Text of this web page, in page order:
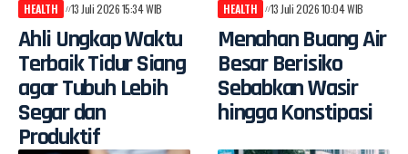
HEALTH 13 Juli 2026 15:34 WIB
Ahli Ungkap Waktu
Terbaik Tidur Siang
agar Tubuh Lebih
Segar dan
Produktif
HEALTH 13 Juli 2026 10:04 WIB
Menahan Buang Air
Besar Berisiko
Sebabkan Wasir
hingga Konstipasi